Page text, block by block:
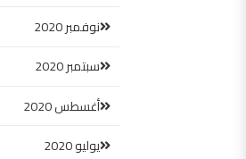
نوفمبر 2020
سبتمبر 2020
أغسطس 2020
يوليو 2020